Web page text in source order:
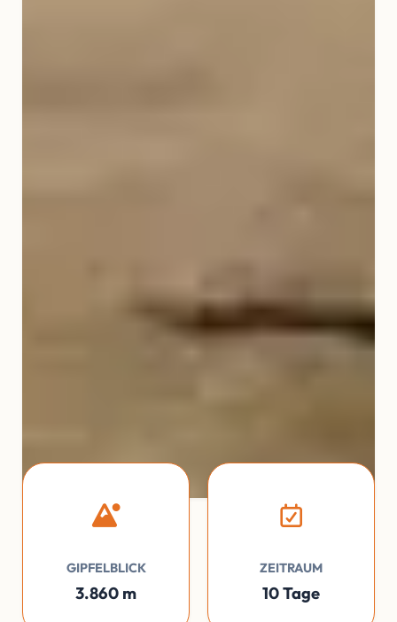
GIPFELBLICK
3.860 m
ZEITRAUM
10 Tage